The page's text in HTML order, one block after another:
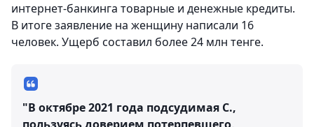
интернет-банкинга товарные и денежные кредиты.
В итоге заявление на женщину написали 16
человек. Ущерб составил более 24 млн тенге.
"В октябре 2021 года подсудимая С.,